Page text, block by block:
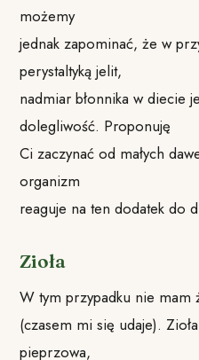
możemy
jednak zapominać, że w
perystaltyką jelit,
nadmiar błonnika w diecie
dolegliwość. Proponuję
Ci zaczynać od małych
organizm
reaguje na ten dodatek do
Zioła
W tym przypadku nie mam
(czasem mi się udaje).
pieprzowa,